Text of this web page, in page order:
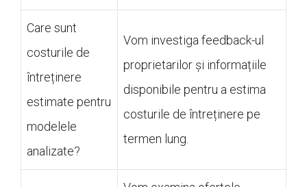
Care sunt
costurile de
întreținere
estimate pentru
modelele
analizate?
Vom investiga feedback-ul
proprietarilor și informațiile
disponibile pentru a estima
costurile de întreținere pe
termen lung.